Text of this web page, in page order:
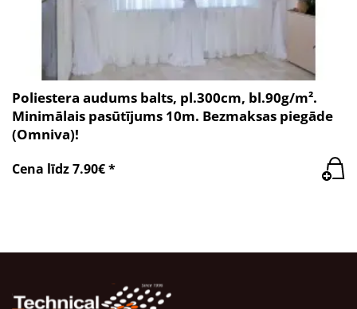
Poliestera audums balts, pl.300cm, bl.90g/m².
Minimālais pasūtījums 10m. Bezmaksas piegāde
(Omniva)!
Cena līdz 7.90€ *